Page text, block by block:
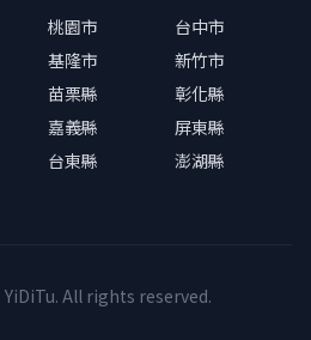
桃園市
台中市
基隆市
新竹市
苗栗縣
彰化縣
嘉義縣
屏東縣
台東縣
澎湖縣
All rights reserved.